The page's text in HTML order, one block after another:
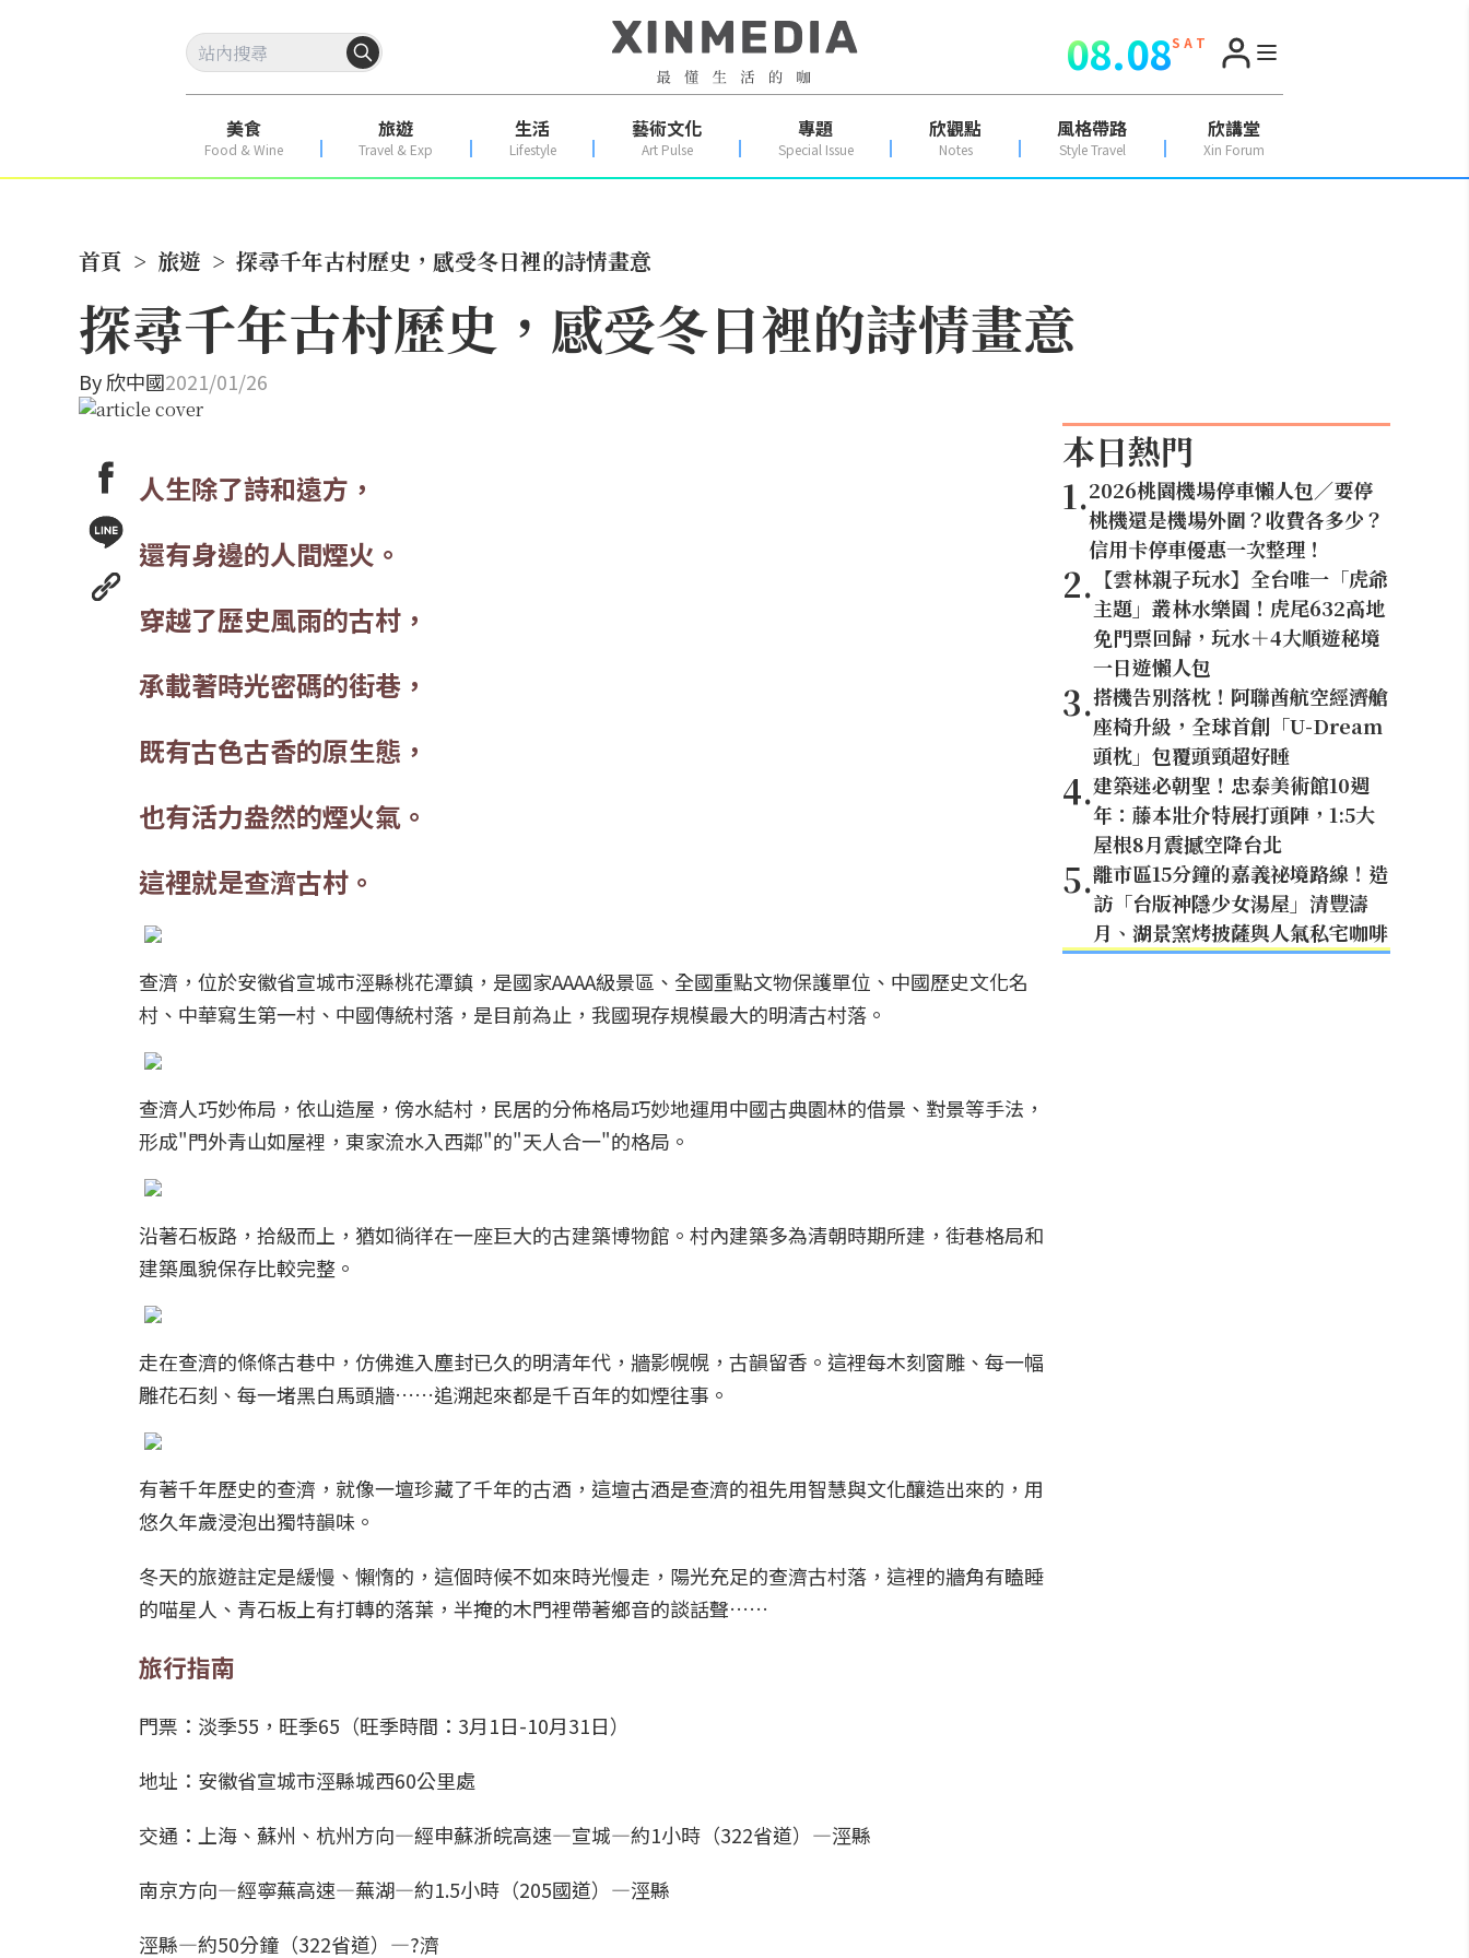
08.08S A T
美食
Food & Wine
旅遊
Travel & Exp
生活
Lifestyle
藝術文化
Art Pulse
專題
Special Issue
欣觀點
Notes
風格帶路
Style Travel
欣講堂
Xin Forum
首頁 > 旅遊 > 探尋千年古村歷史，感受冬日裡的詩情畫意
探尋千年古村歷史，感受冬日裡的詩情畫意
By欣中國2021/01/26
人生除了詩和遠方，
還有身邊的人間煙火。
穿越了歷史風雨的古村，
承載著時光密碼的街巷，
既有古色古香的原生態，
也有活力盎然的煙火氣。
這裡就是查濟古村。
查濟，位於安徽省宣城市涇縣桃花潭鎮，是國家AAAA級景區、全國重點文物保護單位、中國歷史文化名
村、中華寫生第一村、中國傳統村落，是目前為止，我國現存規模最大的明清古村落。
查濟人巧妙佈局，依山造屋，傍水結村，民居的分佈格局巧妙地運用中國古典園林的借景、對景等手法，
形成"門外青山如屋裡，東家流水入西鄰"的"天人合一"的格局。
沿著石板路，拾級而上，猶如徜徉在一座巨大的古建築博物館。村內建築多為清朝時期所建，街巷格局和
建築風貌保存比較完整。
走在查濟的條條古巷中，仿佛進入塵封已久的明清年代，牆影幌幌，古韻留香。這裡每木刻窗雕、每一幅
雕花石刻、每一堵黑白馬頭牆……追溯起來都是千百年的如煙往事。
有著千年歷史的查濟，就像一壇珍藏了千年的古酒，這壇古酒是查濟的祖先用智慧與文化釀造出來的，用
悠久年歲浸泡出獨特韻味。
冬天的旅遊註定是緩慢、懶惰的，這個時候不如來時光慢走，陽光充足的查濟古村落，這裡的牆角有瞌睡
的喵星人、青石板上有打轉的落葉，半掩的木門裡帶著鄉音的談話聲……
旅行指南
門票：淡季55，旺季65（旺季時間：3月1日-10月31日）
地址：安徽省宣城市涇縣城西60公里處
交通：上海、蘇州、杭州方向—經申蘇浙皖高速—宣城—約1小時（322省道）—涇縣
南京方向—經寧蕪高速—蕪湖—約1.5小時（205國道）—涇縣
涇縣—約50分鐘（322省道）—?濟
本日熱門
1.2026桃園機場停車懶人包／要停
桃機還是機場外圍？收費各多少？
信用卡停車優惠一次整理！
2. 【雲林親子玩水】全台唯一「虎爺
主題」叢林水樂園！虎尾632高地
免門票回歸，玩水＋4大順遊秘境
一日遊懶人包
3.搭機告別落枕！阿聯酋航空經濟艙
座椅升級，全球首創「U-Dream
頭枕」包覆頭頸超好睡
4.建築迷必朝聖！忠泰美術館10週
年：藤本壯介特展打頭陣，1:5大
屋根8月震撼空降台北
5.離市區15分鐘的嘉義祕境路線！造
訪「台版神隱少女湯屋」清豐濤
月、湖景窯烤披薩與人氣私宅咖啡